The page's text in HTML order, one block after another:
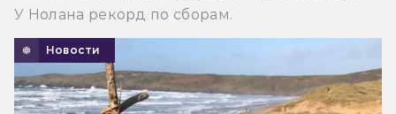
У Нолана рекорд по сборам.
Новости